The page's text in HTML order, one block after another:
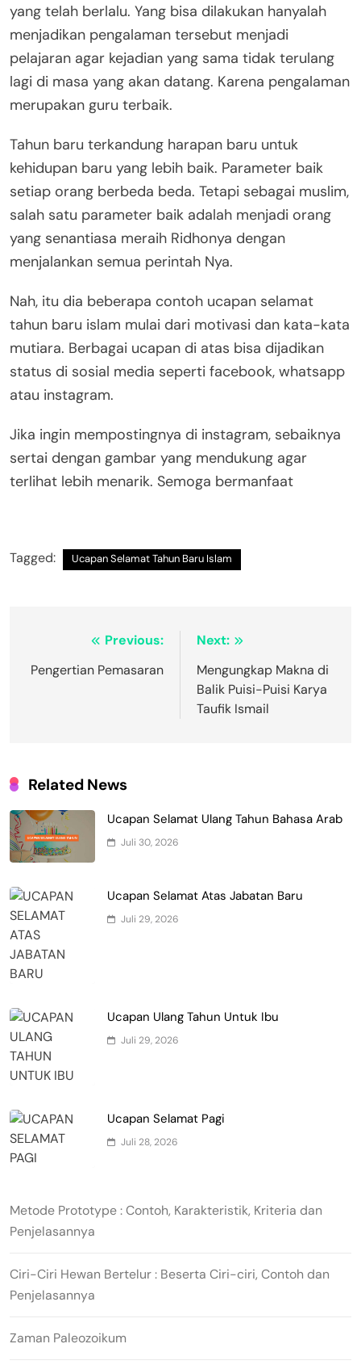
yang telah berlalu. Yang bisa dilakukan hanyalah
menjadikan pengalaman tersebut menjadi
pelajaran agar kejadian yang sama tidak terulang
lagi di masa yang akan datang. Karena pengalaman
merupakan guru terbaik.
Tahun baru terkandung harapan baru untuk
kehidupan baru yang lebih baik. Parameter baik
setiap orang berbeda beda. Tetapi sebagai muslim,
salah satu parameter baik adalah menjadi orang
yang senantiasa meraih Ridhonya dengan
menjalankan semua perintah Nya.
Nah, itu dia beberapa contoh ucapan selamat
tahun baru islam mulai dari motivasi dan kata-kata
mutiara. Berbagai ucapan di atas bisa dijadikan
status di sosial media seperti facebook, whatsapp
atau instagram.
Jika ingin mempostingnya di instagram, sebaiknya
sertai dengan gambar yang mendukung agar
terlihat lebih menarik. Semoga bermanfaat
Tagged: Ucapan Selamat Tahun Baru Islam
Navigasi
pos
Previous:
Pengertian Pemasaran
Next:
Mengungkap Makna di
Balik Puisi-Puisi Karya
Taufik Ismail
Related News
Ucapan Selamat Ulang Tahun Bahasa Arab
Juli 30, 2026
Ucapan Selamat Atas Jabatan Baru
Juli 29, 2026
Ucapan Ulang Tahun Untuk Ibu
Juli 29, 2026
Ucapan Selamat Pagi
Juli 28, 2026
Metode Prototype : Contoh, Karakteristik, Kriteria dan
Penjelasannya
Ciri-Ciri Hewan Bertelur : Beserta Ciri-ciri, Contoh dan
Penjelasannya
Zaman Paleozoikum